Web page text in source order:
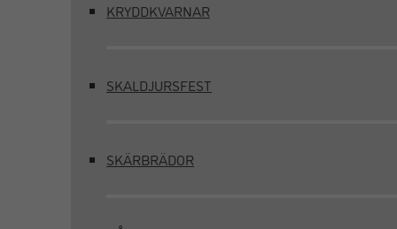
KRYDDKVARNAR
SKALDJURSFEST
SKÄRBRÄDOR